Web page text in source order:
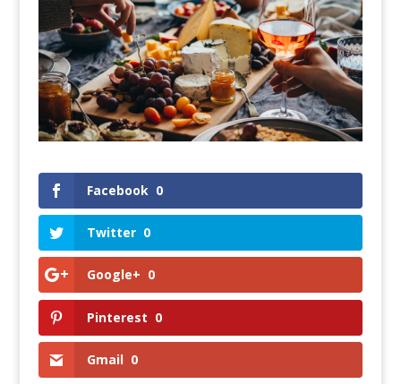
Facebook 0
Twitter 0
Google+ 0
Pinterest 0
Gmail 0